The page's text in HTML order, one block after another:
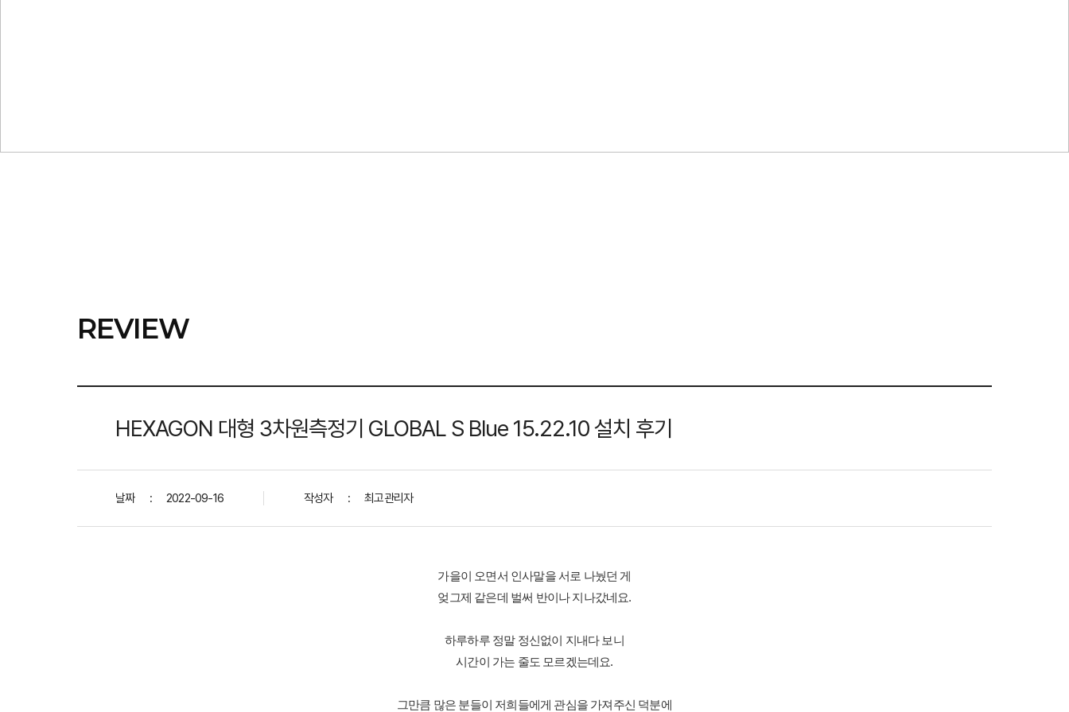
REVIEW
HEXAGON 대형 3차원측정기 GLOBAL S Blue 15.22.10 설치 후기
날짜 : 2022-09-16 작성자 : 최고관리자
가을이 오면서 인사말을 서로 나눴던 게
엊그제 같은데 벌써 반이나 지나갔네요.
하루하루 정말 정신없이 지내다 보니
시간이 가는 줄도 모르겠는데요.
그만큼 많은 분들이 저희들에게 관심을 가져주신 덕분에